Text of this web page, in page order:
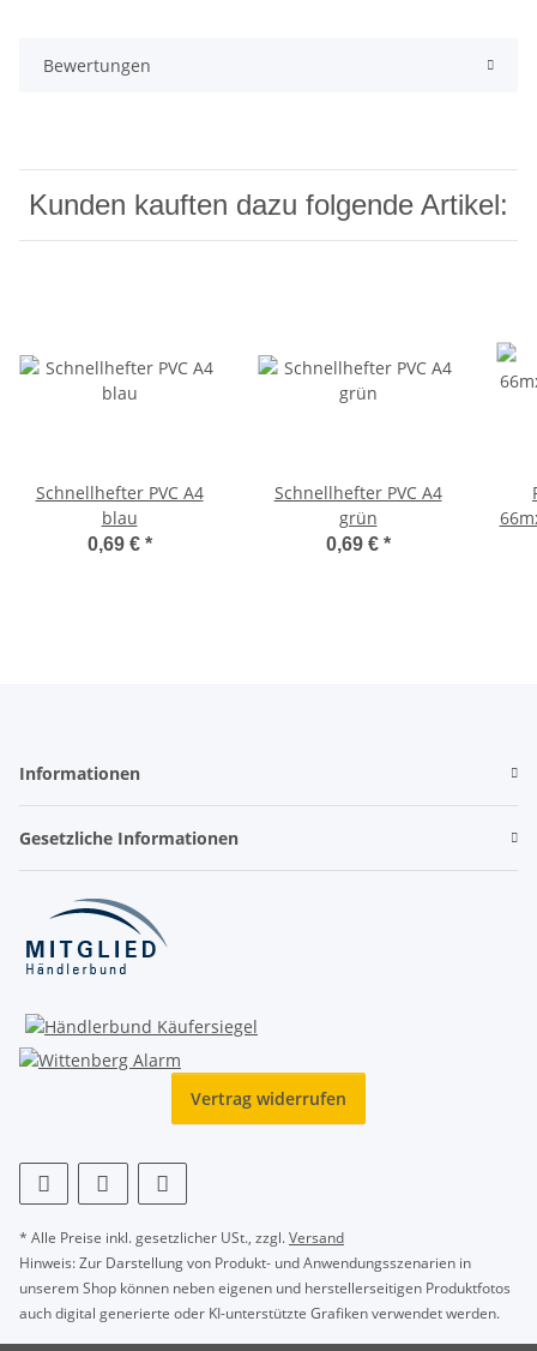
Bewertungen
Kunden kauften dazu folgende Artikel:
Schnellhefter PVC A4
blau
0,69 € *
Schnellhefter PVC A4
grün
0,69 € *
Informationen
Gesetzliche Informationen
Vertrag widerrufen
* Alle Preise inkl. gesetzlicher USt., zzgl.Versand
Hinweis: Zur Darstellung von Produkt- und Anwendungsszenarien in
unserem Shop können neben eigenen und herstellerseitigen Produktfotos
auch digital generierte oder KI-unterstützte Grafiken verwendet werden.